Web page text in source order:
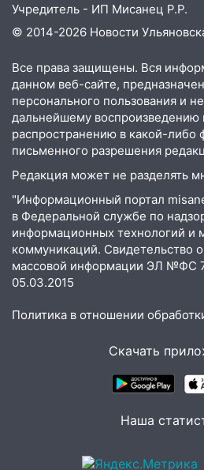
15:32 На «кольце»
летнего мопедиста
15:00
В Ульяновске
госпитализировали 25-
14:32 На Ульяновскую
надвигается жара
14:08 Пешеход
подробности
Фруктовой
13:30 В Димитровграде
Трудовой горело здание
13:00
Водитель без
припаркованный
12:37
Переезжал
велосипеде и попал под
Вспыхнул
Железнодорожном
попал мужчина
Учредитель - ИП Мисанец Р.Р.
© 2014-2026 Новости
Все права защищены. Вся
данном веб-сайте,
персонального пользования и
дальнейшему воспроизведению
распространению в какой-либо
письменного разрешения
Редакция может не разделять
"Информационный портал
в Федеральной службе по
информационных технологий и
коммуникаций. Свидетельство
массовой информации ЭЛ №ФС
05.03.2015
Политика в отношении
Скачать
Наша